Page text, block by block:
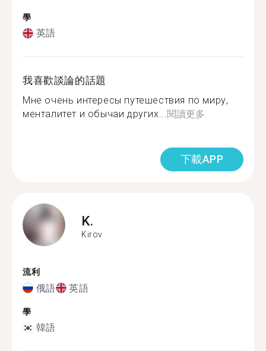
學
英語
我喜歡談論的話題
Мне очень интересы путешествия по миру,
менталитет и обычаи других...閱讀更多
下載APP
K.
Kirov
流利
俄語 英語
學
韓語